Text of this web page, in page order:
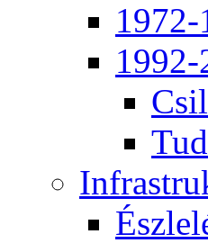
1972-
1992-